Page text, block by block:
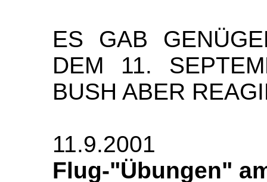
ES GAB
DEM 11.
BUSH ABER
11.9.2001
Flug-"Übungen"